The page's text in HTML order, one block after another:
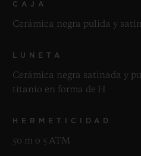
CAJA
Cerámica negra pulida y
LUNETA
Cerámica negra satinada y
titanio en forma de H
HERMETICIDAD
50 m o 5 ATM